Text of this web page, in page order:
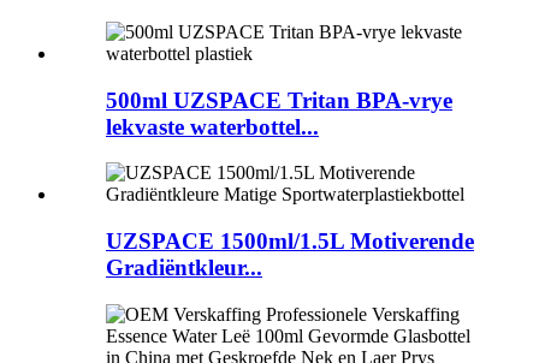
500ml UZSPACE Tritan BPA-vrye
lekvaste waterbottel...
UZSPACE 1500ml/1.5L Motiverende
Gradiëntkleur...